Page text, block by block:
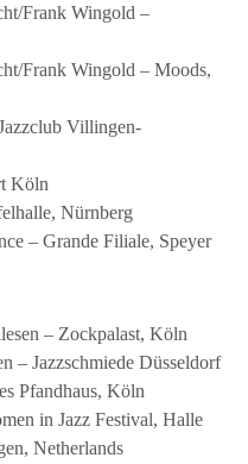
Frank Wingold –
Frank Wingold – Moods,
Villingen-
Köln
Nürnberg
– Grande Filiale, Speyer
– Zockpalast, Köln
– Jazzschmiede Düsseldorf
Pfandhaus, Köln
in Jazz Festival, Halle
Netherlands